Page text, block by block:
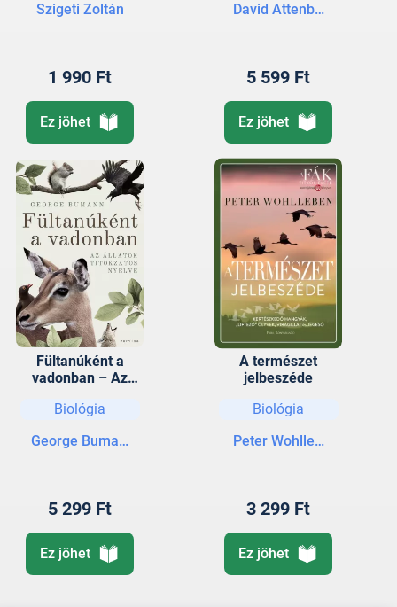
Szigeti Zoltán
1 990 Ft
Ez jöhet
David Attenborough
5 599 Ft
Ez jöhet
Fültanúként a
vadonban – Az
nyelve
Biológia
George Bumann
5 299 Ft
Ez jöhet
A természet
jelbeszéde
Biológia
Peter Wohlleben
3 299 Ft
Ez jöhet